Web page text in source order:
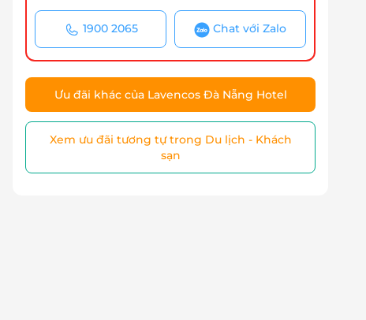
1900 2065 Chat với Zalo
Ưu đãi khác của Lavencos Đà Nẵng Hotel
Xem ưu đãi tương tự trong Du lịch - Khách
sạn